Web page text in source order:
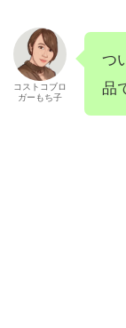
コストコブロ
ガーもち子
つ
品